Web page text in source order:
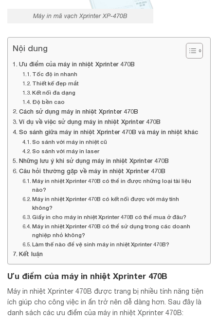
Máy in mã vạch Xprinter XP-470B
Nội dung
Ưu điểm của máy in nhiệt Xprinter 470B
Tốc độ in nhanh
Thiết kế đẹp mắt
Kết nối đa dạng
Độ bền cao
Cách sử dụng máy in nhiệt Xprinter 470B
Ví dụ về việc sử dụng máy in nhiệt Xprinter 470B
So sánh giữa máy in nhiệt Xprinter 470B và máy in nhiệt khác
So sánh với máy in nhiệt cũ
So sánh với máy in laser
Những lưu ý khi sử dụng máy in nhiệt Xprinter 470B
Câu hỏi thường gặp về máy in nhiệt Xprinter 470B
Máy in nhiệt Xprinter 470B có thể in được những loại tài liệu
nào?
Máy in nhiệt Xprinter 470B có kết nối được với máy tính
không?
Giấy in cho máy in nhiệt Xprinter 470B có thể mua ở đâu?
Máy in nhiệt Xprinter 470B có thể sử dụng trong các doanh
nghiệp nhỏ không?
Làm thế nào để vệ sinh máy in nhiệt Xprinter 470B?
Kết luận
Ưu điểm của máy in nhiệt Xprinter 470B
Máy in nhiệt Xprinter 470B được trang bị nhiều tính năng tiện
ích giúp cho công việc in ấn trở nên dễ dàng hơn. Sau đây là
danh sách các ưu điểm của máy in nhiệt Xprinter 470B: